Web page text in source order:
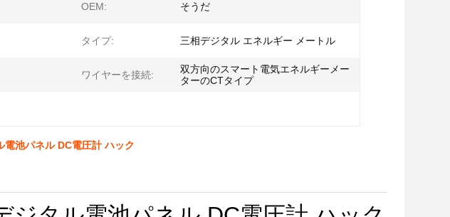
OEM: そうだ
タイプ: 三相デジタル エネルギー メートル
ワイヤーを接続:
双方向のスマート電気エネルギーメー
ターのCTタイプ
池パネル DC電圧計 ハック